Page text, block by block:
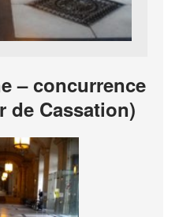
– concurrence
de Cassation)